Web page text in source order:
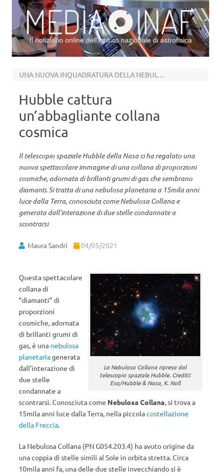
Il notiziario online dell’Istituto nazionale di astrofisica
UNA NUOVA INQUADRATURA DELLA NEBULOSA COLLANA
Hubble cattura
un’abbagliante collana
cosmica
Il telescopio spaziale Hubble della Nasa ci ha regalato una
nuova spettacolare immagine di una collana di proporzioni
cosmiche, adornata di brillanti grumi di gas che sembrano
diamanti. Si tratta di una nebulosa planetaria a 15mila anni
luce dalla Terra, conosciuta come Nebulosa Collana e
generata dall’interazione di due stelle condannate a
scontrarsi
Maura Sandri 04/05/2021
La Nebulosa Collana ripresa dal
telescopio spaziale Hubble. Crediti:
Esa/Hubble & Nasa, K. Noll
Questa spettacolare
collana di
“diamanti” di
proporzioni
cosmiche, adornata
di brillanti grumi di
gas, è una nebulosa
planetariagenerata
dall’interazione di
due stelle
condannate a
scontrarsi. Conosciuta come Nebulosa Collana, si trova a
15mila anni luce dalla Terra, nella piccolacostellazione
della Freccia.
La Nebulosa Collana (PN G054.203.4) ha avuto origine da
una coppia di stelle simili al Sole in orbita stretta. Circa
10mila anni fa, una delle due stelle invecchiando si è